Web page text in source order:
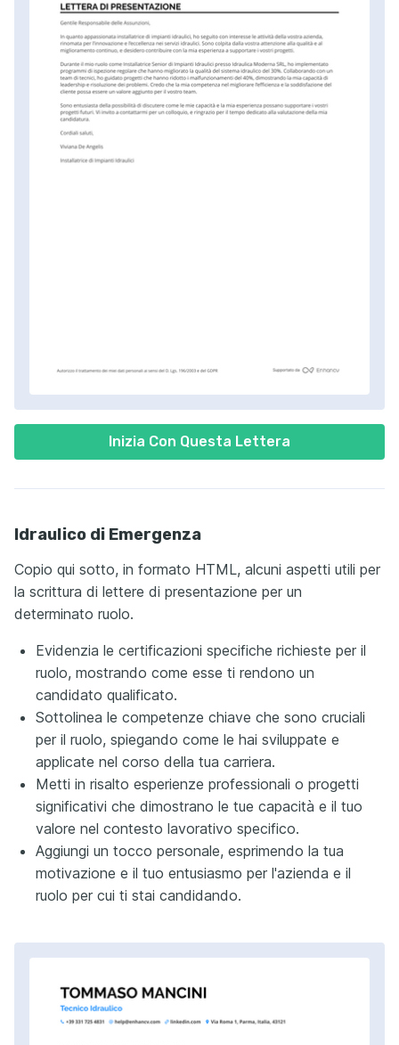
Inizia Con Questa Lettera
Idraulico di Emergenza
Copio qui sotto, in formato HTML, alcuni aspetti utili per
la scrittura di lettere di presentazione per un
determinato ruolo.
Evidenzia le certificazioni specifiche richieste per il
ruolo, mostrando come esse ti rendono un
candidato qualificato.
Sottolinea le competenze chiave che sono cruciali
per il ruolo, spiegando come le hai sviluppate e
applicate nel corso della tua carriera.
Metti in risalto esperienze professionali o progetti
significativi che dimostrano le tue capacità e il tuo
valore nel contesto lavorativo specifico.
Aggiungi un tocco personale, esprimendo la tua
motivazione e il tuo entusiasmo per l'azienda e il
ruolo per cui ti stai candidando.